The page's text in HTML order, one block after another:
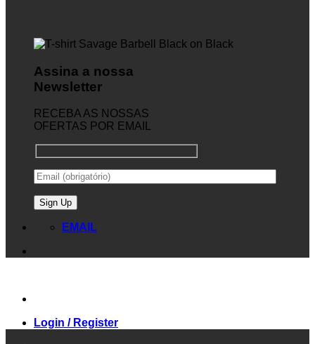
Assina a nossa
Newsletter
RECEBA AS NOSSAS
OFERTAS POR EMAIL
EMAIL
Login / Register